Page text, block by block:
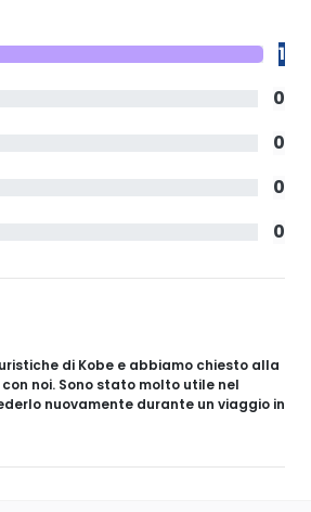
1
0
0
0
0
di Kobe e abbiamo chiesto alla
noi. Sono stato molto utile nel
nuovamente durante un viaggio in